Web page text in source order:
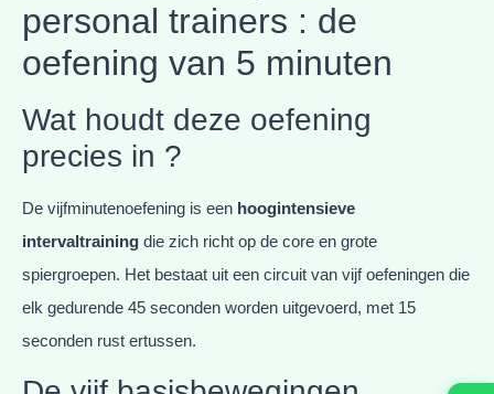
personal trainers : de
oefening van 5 minuten
Wat houdt deze oefening
precies in ?
De vijfminutenoefening is een hoogintensieve
intervaltraining die zich richt op de core en grote
spiergroepen. Het bestaat uit een circuit van vijf oefeningen die
elk gedurende 45 seconden worden uitgevoerd, met 15
seconden rust ertussen.